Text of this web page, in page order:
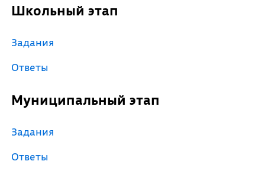
Школьный этап
Задания
Ответы
Муниципальный этап
Задания
Ответы